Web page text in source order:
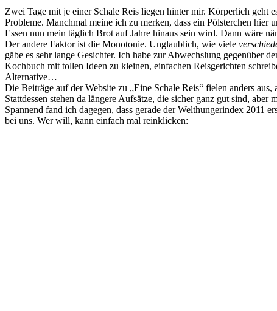
Zwei Tage mit je einer Schale Reis liegen hinter mir. Körperlich geht
Probleme. Manchmal meine ich zu merken, dass ein Pölsterchen
Essen nun mein täglich Brot auf Jahre hinaus sein wird. Dann wäre
Der andere Faktor ist die Monotonie. Unglaublich, wie viele
gäbe es sehr lange Gesichter. Ich habe zur Abwechslung gegenüber
Kochbuch mit tollen Ideen zu kleinen, einfachen Reisgerichten
Alternative…
Die Beiträge auf der Website zu „Eine Schale Reis“ fielen anders
Stattdessen stehen da längere Aufsätze, die sicher ganz gut sind,
Spannend fand ich dagegen, dass gerade der Welthungerindex
bei uns. Wer will, kann einfach mal reinklicken: